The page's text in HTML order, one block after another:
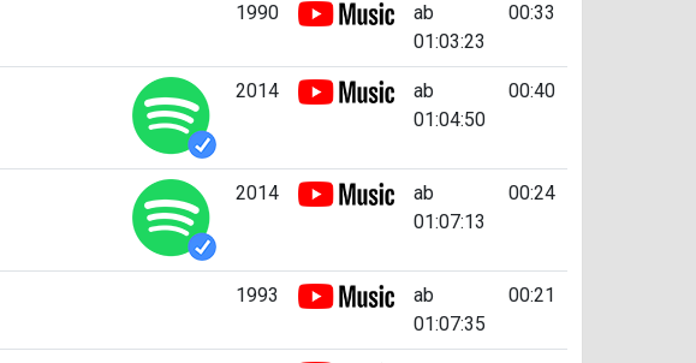
1990
ab
01:03:23
00:33
2014
ab
01:04:50
00:40
2014
ab
01:07:13
00:24
1993
ab
01:07:35
00:21